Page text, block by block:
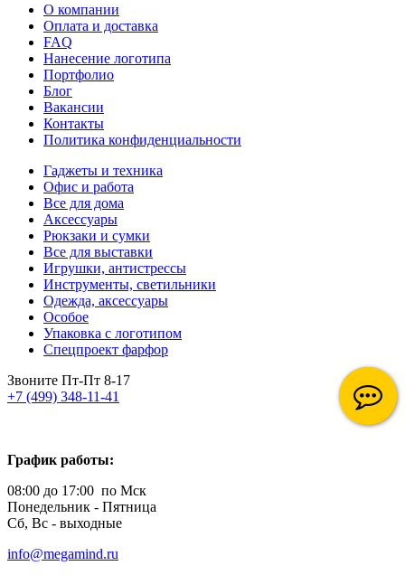
О компании
Оплата и доставка
FAQ
Нанесение логотипа
Портфолио
Блог
Вакансии
Контакты
Политика конфиденциальности
Гаджеты и техника
Офис и работа
Все для дома
Аксессуары
Рюкзаки и сумки
Все для выставки
Игрушки, антистрессы
Инструменты, светильники
Одежда, аксессуары
Особое
Упаковка с логотипом
Спецпроект фарфор
Звоните Пт-Пт 8-17
+7 (499) 348-11-41
График работы:
08:00 до 17:00 по Мск
Понедельник - Пятница
Сб, Вс - выходные
info@megamind.ru